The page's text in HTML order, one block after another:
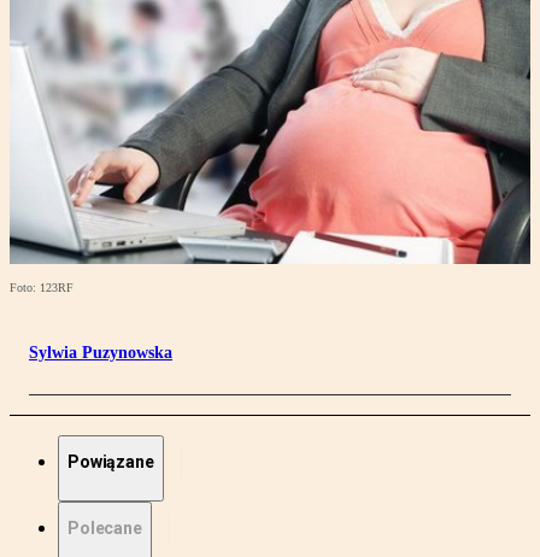
Foto: 123RF
Sylwia Puzynowska
Powiązane
Polecane